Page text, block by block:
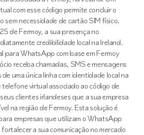
com esse código permite concluir o
sem necessidade de cartão SIM físico.
de Fermoy, a sua presença no
credibilidade local na Ireland.
para WhatsApp com base em Fermoy
receba chamadas, SMS e mensagens
uma única linha com identidade local na
telefone virtual associado ao código de
clientes irlandeses que a sua empresa
na região de Fermoy. Esta solução é
empresas que utilizam o WhatsApp
a sua comunicação no mercado